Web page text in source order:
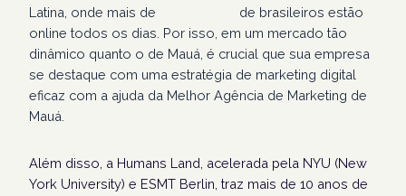
Latina, onde mais de
de brasileiros estão
online todos os dias. Por isso, em um mercado tão
dinâmico quanto o de Mauá, é crucial que sua empresa
se destaque com uma estratégia de marketing digital
eficaz com a ajuda da Melhor Agência de Marketing de
Mauá.
Além disso, a Humans Land, acelerada pela NYU (New
York University) e ESMT Berlin, traz mais de 10 anos de